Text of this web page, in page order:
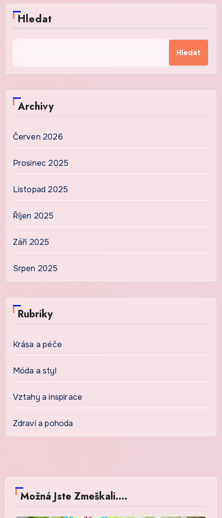
Hledat
Hledat
Archivy
Červen 2026
Prosinec 2025
Listopad 2025
Říjen 2025
Září 2025
Srpen 2025
Rubriky
Krása a péče
Móda a styl
Vztahy a inspirace
Zdraví a pohoda
Možná Jste Zmeškali....